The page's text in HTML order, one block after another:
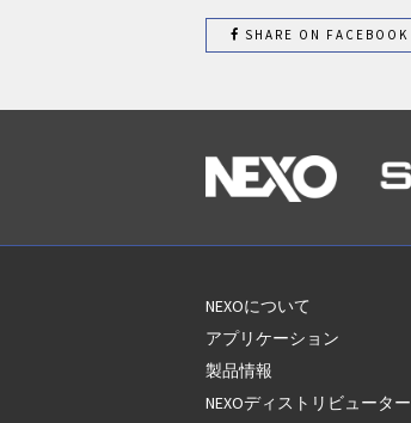
SHARE ON FACEBOOK
NEXOについて
アプリケーション
製品情報
NEXOディストリビューター